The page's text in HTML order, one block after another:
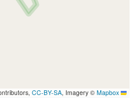
Leaflet
CC-BY-SA, Imagery © Mapbox